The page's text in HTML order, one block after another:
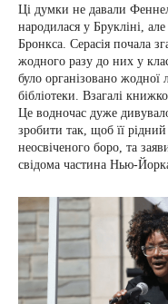
Ці думки не давали
народилася у Брукліні,
Бронкса. Серасія почала
жодного разу до них у
було організовано жодної
бібліотеки. Взагалі
Це водночас дуже
зробити так, щоб її
неосвіченого боро, та
свідома частина Нью-